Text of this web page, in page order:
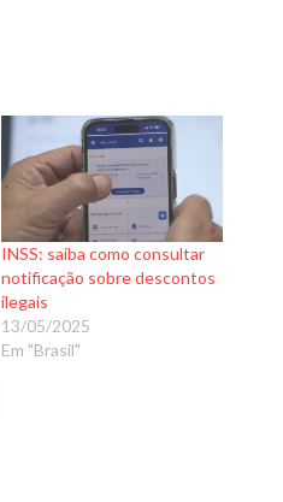
INSS: saiba como consultar
notificação sobre descontos
ilegais
13/05/2025
Em "Brasil"